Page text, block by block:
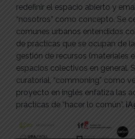
redefinir el espacio abierto y
“nosotros” como concepto. Se
comunes urbanos entendidos
de prácticas que se ocupan de
gestión de recursos (materiales
espacios colectivos en general.
curatorial, “commoning” como
proyecto en inglés enfatiza las
prácticas de “hacer lo común”.